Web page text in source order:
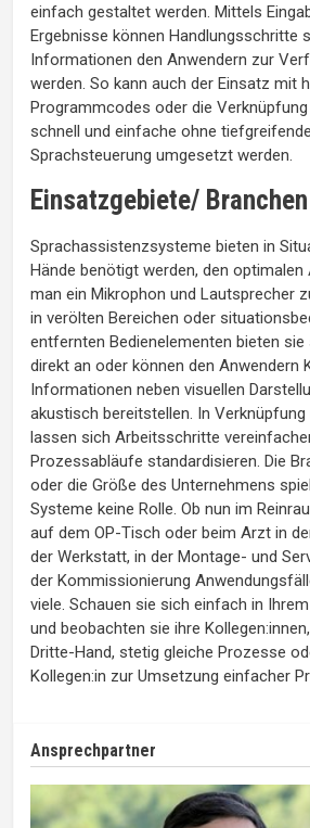
einfach gestaltet werden. Mittels
Ergebnisse können Handlungsschritte
Informationen den Anwendern zur
werden. So kann auch der Einsatz mit
Programmcodes oder die
schnell und einfache ohne
Sprachsteuerung umgesetzt werden.
Einsatzgebiete/ Branchen
Sprachassistenzsysteme bieten in
Hände benötigt werden, den
man ein Mikrophon und Lautsprecher
in verölten Bereichen oder
entfernten Bedienelementen bieten
direkt an oder können den Anwendern
Informationen neben visuellen
akustisch bereitstellen. In
lassen sich Arbeitsschritte
Prozessabläufe standardisieren. Die
oder die Größe des Unternehmens
Systeme keine Rolle. Ob nun im
auf dem OP-Tisch oder beim Arzt in
der Werkstatt, in der Montage- und
der Kommissionierung
viele. Schauen sie sich einfach in
und beobachten sie ihre
Dritte-Hand, stetig gleiche Prozesse
Kollegen:in zur Umsetzung einfacher
Ansprechpartner